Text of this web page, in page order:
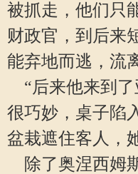
被抓走，他们只
财政官，到后来
能弃地而逃，流
“后来他来到了
很巧妙，桌子陷
盆栽遮住客人，
除了奥涅西姆